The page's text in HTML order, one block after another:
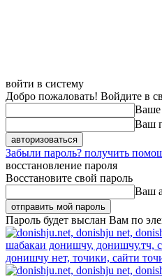
войти в систему
Добро пожаловать! Войдите в
Ваше
Ваш
Забыли пароль? получить
восстановление пароля
Восстановите свой пароль
Ваш
Пароль будет выслан Вам по